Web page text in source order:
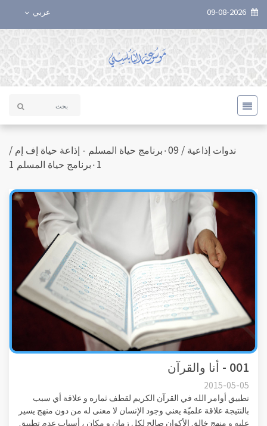
عربي
ندوات إذاعية / ٠09برنامج حياة المسلم - إذاعة حياة إف إم /
٠1برنامج حياة المسلم 1
001 - أنا والقرآن
2015-05-05
تطبيق أوامر الله في القرآن الكريم لقطف ثماره و علاقة أي سبب
بالنتيجة علاقة علميّة يعني وجود الإنسان لا معنى له من دون منهج يسير
عليه و منهج خالق الأكوان صالح لكل زمان و مكان ، أسباب عدم تطبيق